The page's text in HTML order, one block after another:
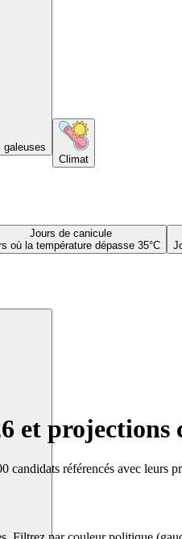
galeuses
Climat
Jours de canicule
où la température dépasse 35°C
et projections
référencés avec leurs